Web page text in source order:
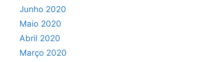
Junho 2020
Maio 2020
Abril 2020
Março 2020